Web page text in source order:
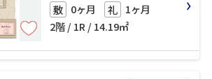
敷 0ヶ月 礼 1ヶ月
2階 / 1R / 14.19㎡